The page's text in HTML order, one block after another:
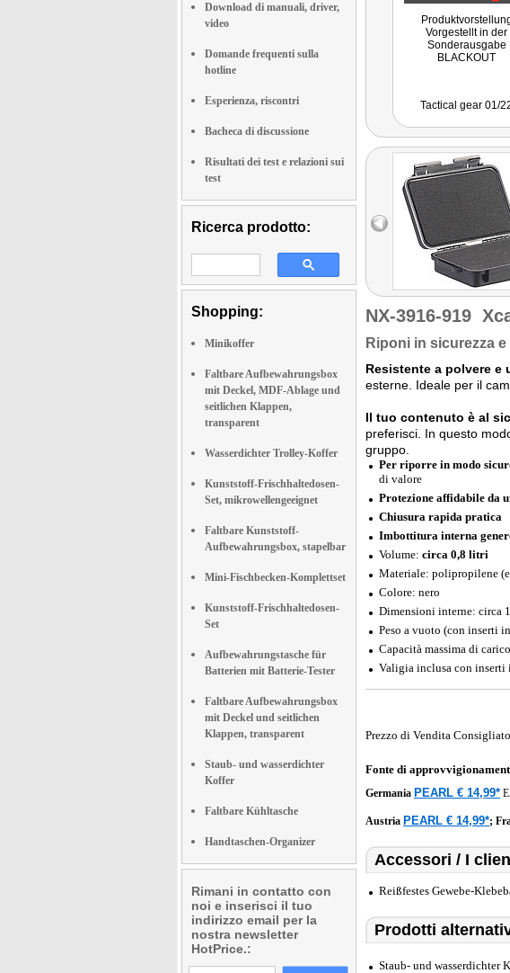
Download di manuali, driver,
video
Domande frequenti sulla
hotline
Esperienza, riscontri
Bacheca di discussione
Risultati dei test e relazioni sui
test
Ricerca prodotto:
Shopping:
Minikoffer
Faltbare Aufbewahrungsbox
mit Deckel, MDF-Ablage und
seitlichen Klappen,
transparent
Wasserdichter Trolley-Koffer
Kunststoff-Frischhaltedosen-
Set, mikrowellengeeignet
Faltbare Kunststoff-
Aufbewahrungsbox, stapelbar
Mini-Fischbecken-Komplettset
Kunststoff-Frischhaltedosen-
Set
Aufbewahrungstasche für
Batterien mit Batterie-Tester
Faltbare Aufbewahrungsbox
mit Deckel und seitlichen
Klappen, transparent
Staub- und wasserdichter
Koffer
Faltbare Kühltasche
Handtaschen-Organizer
Rimani in contatto con
noi e inserisci il tuo
indirizzo email per la
nostra newsletter
HotPrice.:
Vorgestellt in der
Sonderausgabe
BLACKOUT
Tactical gear 01/
NX-3916-919
Riponi in sicurezza
Resistente a polvere e
esterne. Ideale per il
Il tuo contenuto è al
preferisci. In questo
gruppo.
Per riporre in modo
di valore
Protezione affidabile da
Chiusura rapida pratica
Imbottitura interna
Volume: circa 0,8 litri
Materiale: polipropilene
Colore: nero
Dimensioni interne: circa
Peso a vuoto (con inserti
Capacità massima di
Valigia inclusa con
Prezzo di Vendita
Fonte di
Germania PEARL € 14,99*
Austria PEARL € 14,99*;
Accessori / I
Reißfestes Gewebe-
Prodotti
Staub- und wasserdichter